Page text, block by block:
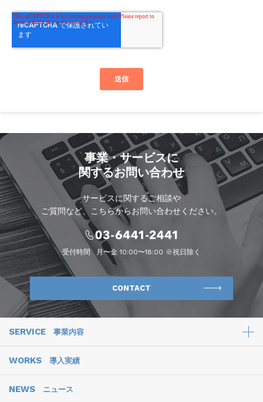
事業・サービスに
関するお問い合わせ
サービスに関するご相談や
ご質問など、こちらからお問い合わせください。
受付時間 月〜金 10:00〜18:00 ※祝日除く
CONTACT
SERVICE 事業内容
WORKS 導入実績
NEWS ニュース